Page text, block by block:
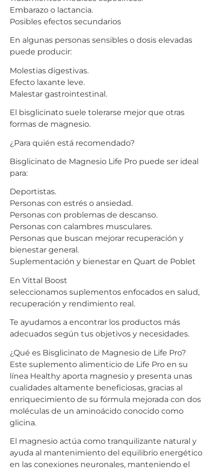
Embarazo o lactancia.
Posibles efectos secundarios
En algunas personas sensibles o dosis elevadas
puede producir:
Molestias digestivas.
Efecto laxante leve.
Malestar gastrointestinal.
El bisglicinato suele tolerarse mejor que otras
formas de magnesio.
¿Para quién está recomendado?
Bisglicinato de Magnesio Life Pro puede ser ideal
para:
Deportistas.
Personas con estrés o ansiedad.
Personas con problemas de descanso.
Personas con calambres musculares.
Personas que buscan mejorar recuperación y
bienestar general.
Suplementación y bienestar en Quart de Poblet
En Vittal Boost
seleccionamos suplementos enfocados en salud,
recuperación y rendimiento real.
Te ayudamos a encontrar los productos más
adecuados según tus objetivos y necesidades.
¿Qué es Bisglicinato de Magnesio de Life Pro?
Este suplemento alimenticio de Life Pro en su
línea Healthy aporta magnesio y presenta unas
cualidades altamente beneficiosas, gracias al
enriquecimiento de su fórmula mejorada con dos
moléculas de un aminoácido conocido como
glicina.
El magnesio actúa como tranquilizante natural y
ayuda al mantenimiento del equilibrio energético
en las conexiones neuronales, manteniendo el